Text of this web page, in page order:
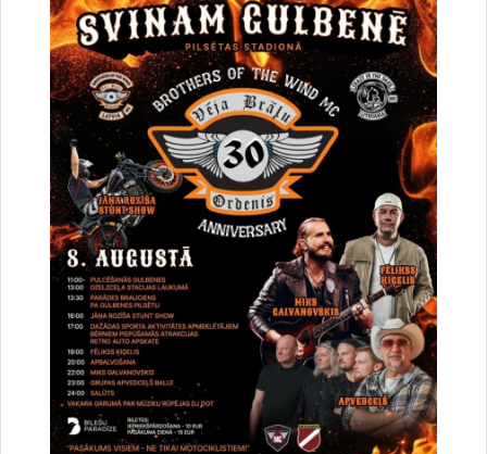
Saistītas tēmas
Aktualitātes: Jaunatnes lietas Sabiedrība
Drukāt lapu
Dalīties